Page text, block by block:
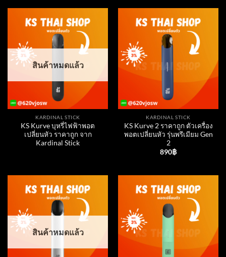
สินค้าหมดแล้ว
KARDINAL STICK
KS Kurve บุหรี่ไฟฟ้าพอต
เปลี่ยนหัว ราคาถูก จาก
Kardinal Stick
KARDINAL STICK
KS Kurve 2 ราคาถูก ตัวเครื่อง
พอตเปลี่ยนหัว รุ่นพรีเมียม Gen
2
890฿
สินค้าหมดแล้ว